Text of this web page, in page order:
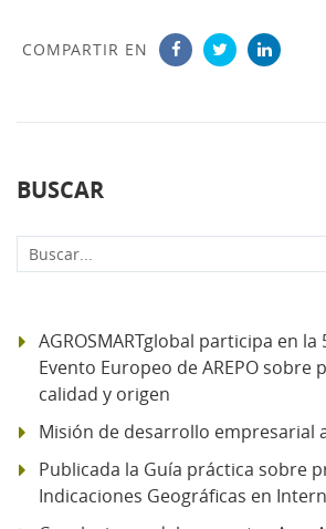
COMPARTIR EN
BUSCAR
Buscar...
AGROSMARTglobal participa en la
Evento Europeo de AREPO sobre
calidad y origen
Misión de desarrollo empresarial
Publicada la Guía práctica sobre
Indicaciones Geográficas en